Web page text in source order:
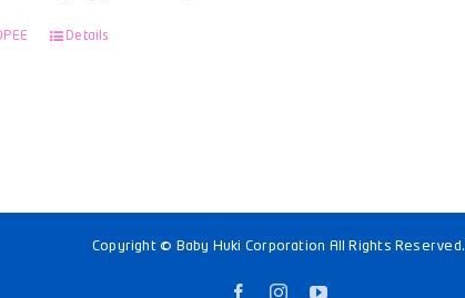
Details
Copyright © Baby Huki Corporation All Rights Reserved.
FacebookInstagramYouTube